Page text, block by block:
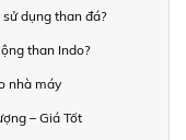
dụng than đá?
than Indo?
nhà máy
– Giá Tốt